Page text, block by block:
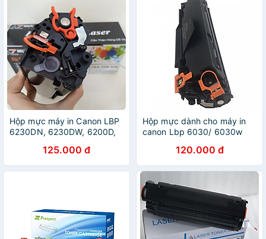
Hộp mực máy in Canon LBP
6230DN, 6230DW, 6200D,
125.000 đ
Hộp mực dành cho máy in
canon Lbp 6030/ 6030w
120.000 đ